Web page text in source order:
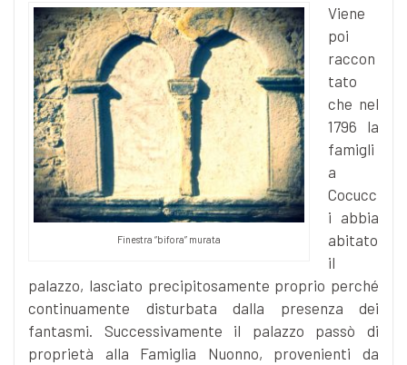
Finestra “bifora” murata
Viene
poi
raccon
tato
che nel
1796 la
famigli
a
Cocucc
i abbia
abitato
il
palazzo, lasciato precipitosamente proprio perché
continuamente disturbata dalla presenza dei
fantasmi. Successivamente il palazzo passò di
proprietà alla Famiglia Nuonno, provenienti da